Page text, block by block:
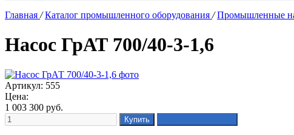
Главная / Каталог промышленного оборудования / Промышленные
Насос ГрАТ 700/40-3-1,6
Артикул: 555
Цена:
1 003 300 руб.